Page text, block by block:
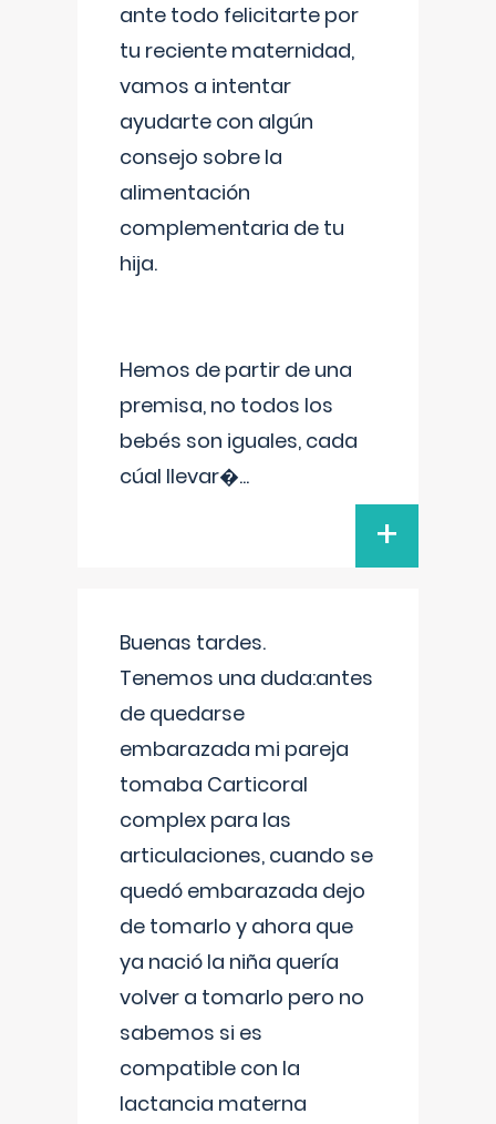
ante todo felicitarte por
tu reciente maternidad,
vamos a intentar
ayudarte con algún
consejo sobre la
alimentación
complementaria de tu
hija.
Hemos de partir de una
premisa, no todos los
bebés son iguales, cada
cúal llevar�...
+
Buenas tardes.
Tenemos una duda:antes
de quedarse
embarazada mi pareja
tomaba Carticoral
complex para las
articulaciones, cuando se
quedó embarazada dejo
de tomarlo y ahora que
ya nació la niña quería
volver a tomarlo pero no
sabemos si es
compatible con la
lactancia materna